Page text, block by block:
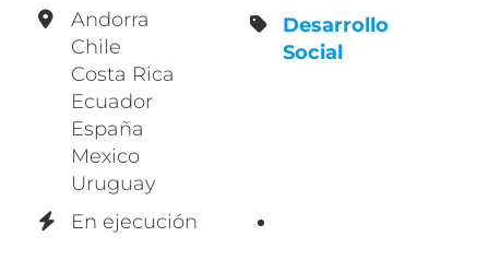
Andorra
Chile
Costa Rica
Ecuador
España
Mexico
Uruguay
Desarrollo
Social
En ejecución